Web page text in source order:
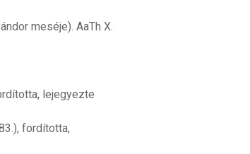
meséje). AaTh X.
lejegyezte
fordította,